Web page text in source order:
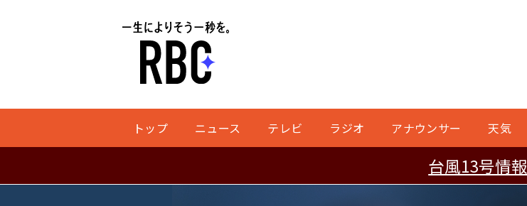
トップ ニュース テレビ ラジオ アナウンサー 天気
台風13号情報